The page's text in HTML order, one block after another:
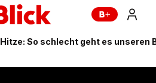
Hitze: So schlecht geht es unseren